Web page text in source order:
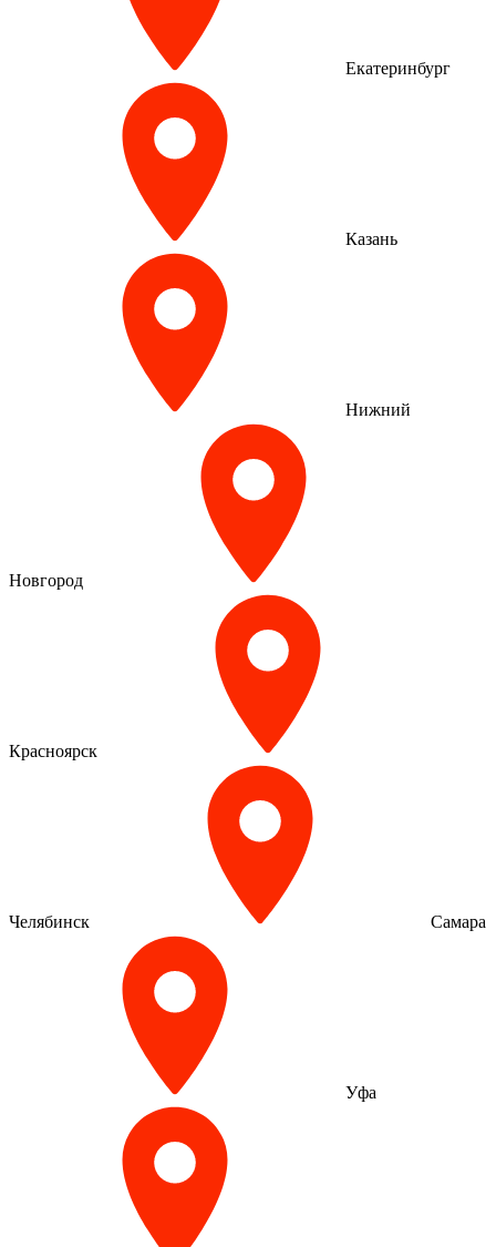
Екатеринбург
Казань
Нижний
Новгород
Красноярск
Челябинск Самара
Уфа